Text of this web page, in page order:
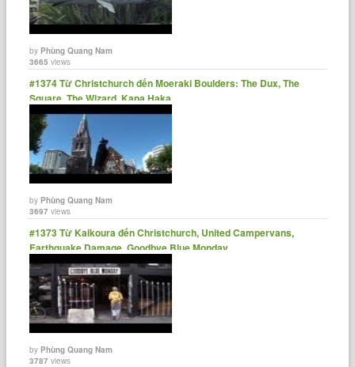
byPhùng Quang Nam
3665 views
#1374 Từ Christchurch đến Moeraki Boulders: The Dux, The
Square, The Wizard, Kapa Haka
byPhùng Quang Nam
3697 views
#1373 Từ Kaikoura đến Christchurch, United Campervans,
Earthquake Damage, Goodbye Blue Monday.
byPhùng Quang Nam
3787 views